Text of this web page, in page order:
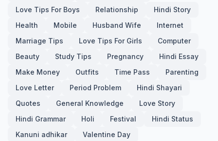
Love Tips For Boys
Relationship
Hindi Story
Health
Mobile Husband Wife
Internet
Marriage Tips
Love Tips For Girls
Computer
Beauty
Study Tips Pregnancy
Hindi Essay
Make Money
Outfits Time Pass
Parenting
Love Letter
Period Problem
Hindi Shayari
Quotes
General Knowledge
Love Story
Hindi Grammar
Holi Festival
Hindi Status
Kanuni adhikar
Valentine Day